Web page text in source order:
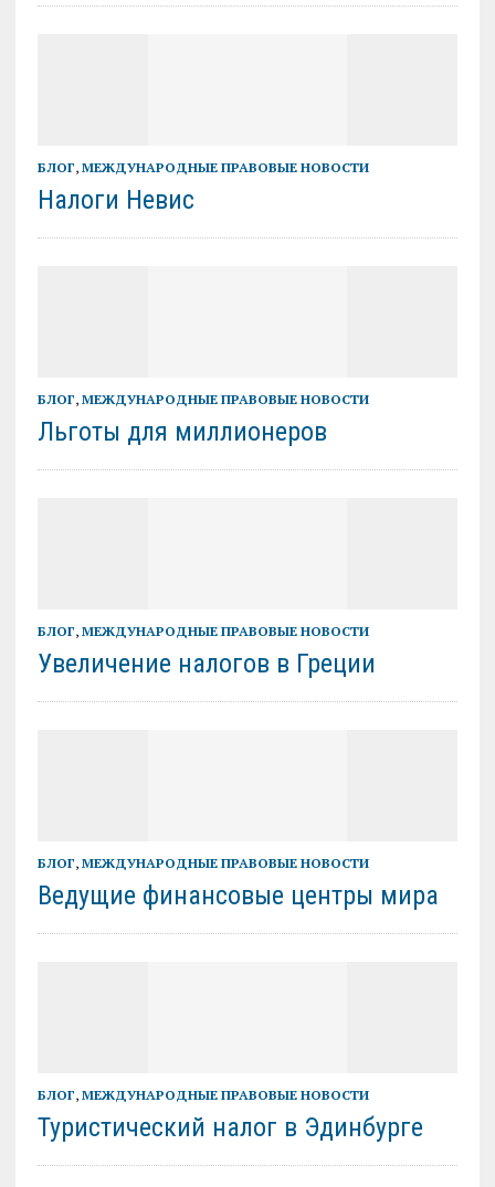
БЛОГ, МЕЖДУНАРОДНЫЕ ПРАВОВЫЕ НОВОСТИ
Налоги Невис
БЛОГ, МЕЖДУНАРОДНЫЕ ПРАВОВЫЕ НОВОСТИ
Льготы для миллионеров
БЛОГ, МЕЖДУНАРОДНЫЕ ПРАВОВЫЕ НОВОСТИ
Увеличение налогов в Греции
БЛОГ, МЕЖДУНАРОДНЫЕ ПРАВОВЫЕ НОВОСТИ
Ведущие финансовые центры мира
БЛОГ, МЕЖДУНАРОДНЫЕ ПРАВОВЫЕ НОВОСТИ
Туристический налог в Эдинбурге